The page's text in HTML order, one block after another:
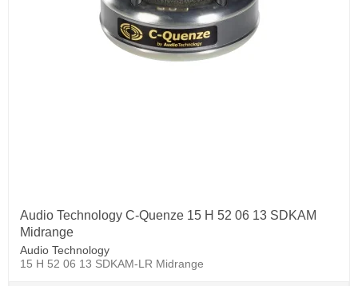
Audio Technology C-Quenze 15 H 52 06 13 SDKAM
Midrange
Audio Technology
15 H 52 06 13 SDKAM-LR Midrange